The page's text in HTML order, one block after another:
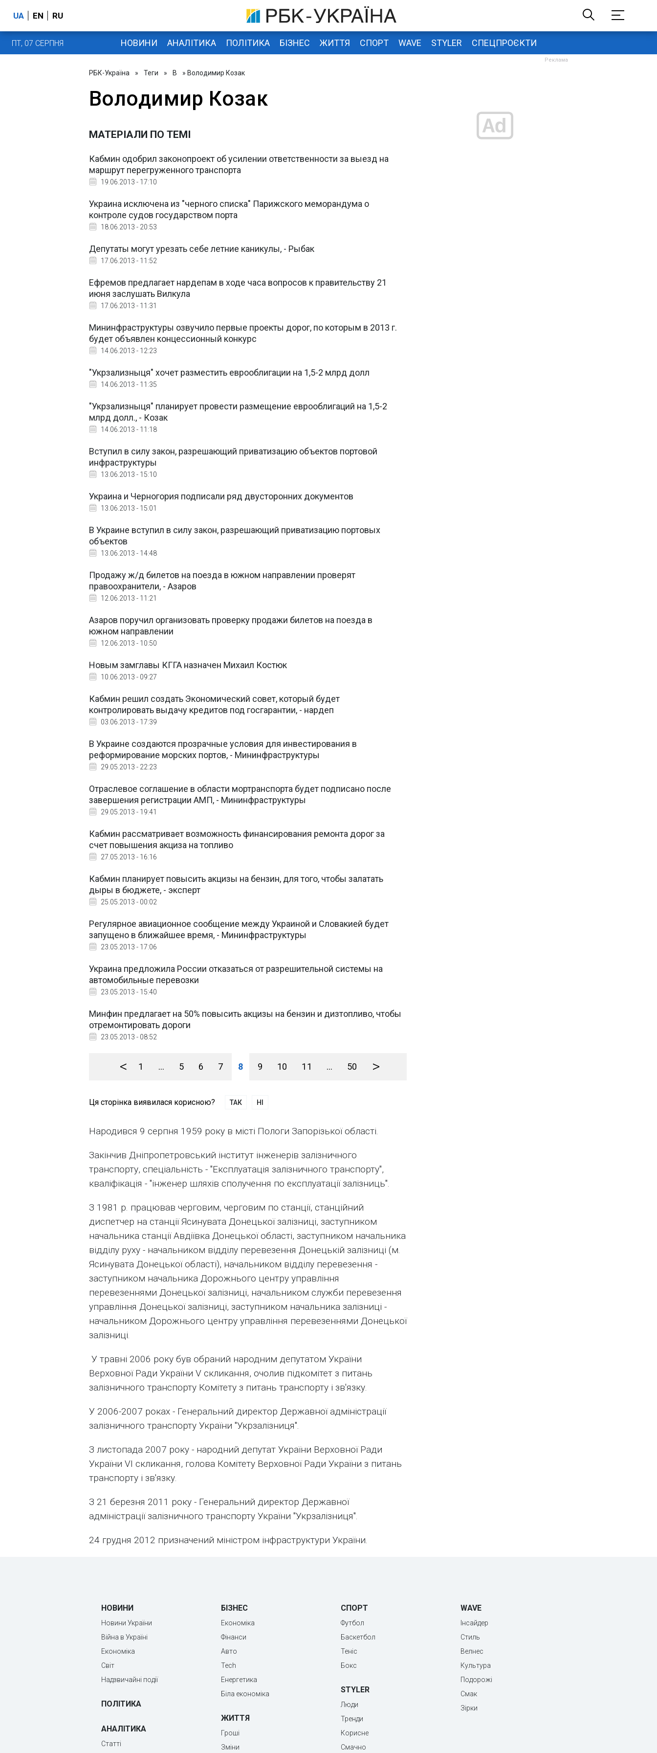
UA EN RU
ПТ, 07 СЕРПНЯ НОВИНИ АНАЛІТИКА ПОЛІТИКА БІЗНЕС ЖИТТЯ СПОРТ WAVE STYLER СПЕЦПРОЄКТИ
РБК-Україна » Теги » В » Володимир Козак
Володимир Козак
МАТЕРІАЛИ ПО ТЕМІ
Кабмин одобрил законопроект об усилении ответственности за выезд на
маршрут перегруженного транспорта
19.06.2013 - 17:10
Украина исключена из "черного списка" Парижского меморандума о
контроле судов государством порта
18.06.2013 - 20:53
Депутаты могут урезать себе летние каникулы, - Рыбак
17.06.2013 - 11:52
Ефремов предлагает нардепам в ходе часа вопросов к правительству 21
июня заслушать Вилкула
17.06.2013 - 11:31
Мининфраструктуры озвучило первые проекты дорог, по которым в 2013 г.
будет объявлен концессионный конкурс
14.06.2013 - 12:23
"Укрзализныця" хочет разместить еврооблигации на 1,5-2 млрд долл
14.06.2013 - 11:35
"Укрзализныця" планирует провести размещение еврооблигаций на 1,5-2
млрд долл., - Козак
14.06.2013 - 11:18
Вступил в силу закон, разрешающий приватизацию объектов портовой
инфраструктуры
13.06.2013 - 15:10
Украина и Черногория подписали ряд двусторонних документов
13.06.2013 - 15:01
В Украине вступил в силу закон, разрешающий приватизацию портовых
объектов
13.06.2013 - 14:48
Продажу ж/д билетов на поезда в южном направлении проверят
правоохранители, - Азаров
12.06.2013 - 11:21
Азаров поручил организовать проверку продажи билетов на поезда в
южном направлении
12.06.2013 - 10:50
Новым замглавы КГГА назначен Михаил Костюк
10.06.2013 - 09:27
Кабмин решил создать Экономический совет, который будет
контролировать выдачу кредитов под госгарантии, - нардеп
03.06.2013 - 17:39
В Украине создаются прозрачные условия для инвестирования в
реформирование морских портов, - Мининфраструктуры
29.05.2013 - 22:23
Отраслевое соглашение в области мортранспорта будет подписано после
завершения регистрации АМП, - Мининфраструктуры
29.05.2013 - 19:41
Кабмин рассматривает возможность финансирования ремонта дорог за
счет повышения акциза на топливо
27.05.2013 - 16:16
Кабмин планирует повысить акцизы на бензин, для того, чтобы залатать
дыры в бюджете, - эксперт
25.05.2013 - 00:02
Регулярное авиационное сообщение между Украиной и Словакией будет
запущено в ближайшее время, - Мининфраструктуры
23.05.2013 - 17:06
Украина предложила России отказаться от разрешительной системы на
автомобильные перевозки
23.05.2013 - 15:40
Минфин предлагает на 50% повысить акцизы на бензин и дизтопливо, чтобы
отремонтировать дороги
23.05.2013 - 08:52
< 1 ... 5 6 7 8 9 10 11 ... 50 >
Ця сторінка виявилася корисною? ТАК НІ
Народився 9 серпня 1959 року в місті Пологи Запорізької області.
Закінчив Дніпропетровський інститут інженерів залізничного
транспорту, спеціальність - "Експлуатація залізничного транспорту",
кваліфікація - "інженер шляхів сполучення по експлуатації залізниць".
З 1981 р. працював черговим, черговим по станції, станційний
диспетчер на станції Ясинувата Донецької залізниці, заступником
начальника станції Авдіївка Донецької області, заступником начальника
відділу руху - начальником відділу перевезення Донецькій залізниці (м.
Ясинувата Донецької області), начальником відділу перевезення -
заступником начальника Дорожнього центру управління
перевезеннями Донецької залізниці, начальником служби перевезення
управління Донецької залізниці, заступником начальника залізниці -
начальником Дорожнього центру управління перевезеннями Донецької
залізниці.
У травні 2006 року був обраний народним депутатом України
Верховної Ради України V скликання, очолив підкомітет з питань
залізничного транспорту Комітету з питань транспорту і зв'язку.
У 2006-2007 роках - Генеральний директор Державної адміністрації
залізничного транспорту України "Укрзалізниця".
З листопада 2007 року - народний депутат України Верховної Ради
України VI скликання, голова Комітету Верховної Ради України з питань
транспорту і зв'язку.
З 21 березня 2011 року - Генеральний директор Державної
адміністрації залізничного транспорту України "Укрзалізниця".
24 грудня 2012 призначений міністром інфраструктури України.
НОВИНИ
Новини України
Війна в Україні
Економіка
Світ
Надзвичайні події
ПОЛІТИКА
АНАЛІТИКА
Статті
БІЗНЕС
Економіка
Фінанси
Авто
Tech
Енергетика
Біла економіка
ЖИТТЯ
Гроші
Зміни
СПОРТ
Футбол
Баскетбол
Теніс
Бокс
STYLER
Люди
Тренди
Корисне
Смачно
WAVE
Інсайдер
Стиль
Велнес
Культура
Подорожі
Смак
Зірки